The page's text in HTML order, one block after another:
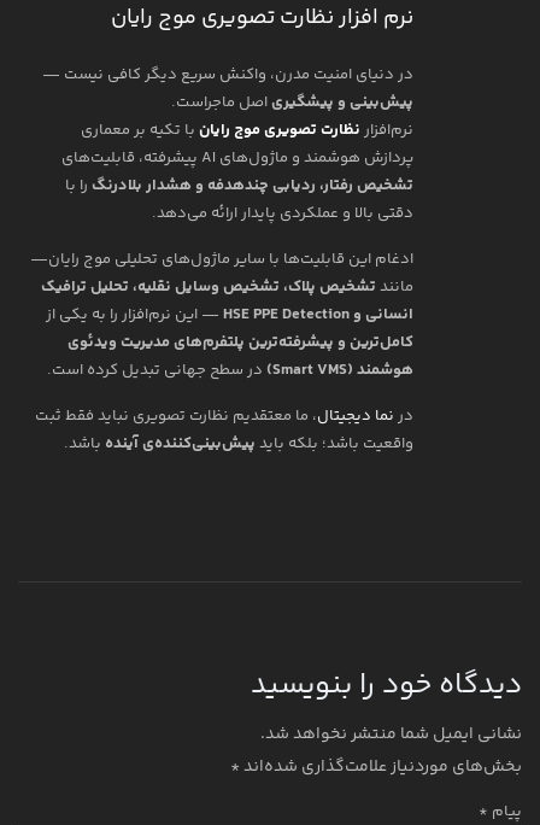
نرم افزار نظارت تصویری موج رایان
در دنیای امنیت مدرن، واکنش سریع دیگر کافی نیست —
پیش‌بینی و پیشگیری اصل ماجراست.
نرم‌افزار نظارت تصویری موج رایان با تکیه بر معماری
پردازش هوشمند و ماژول‌های AI پیشرفته، قابلیت‌های
تشخیص رفتار، ردیابی چندهدفه و هشدار بلادرنگ را با
دقتی بالا و عملکردی پایدار ارائه می‌دهد.
ادغام این قابلیت‌ها با سایر ماژول‌های تحلیلی موج رایان—
مانند تشخیص پلاک، تشخیص وسایل نقلیه، تحلیل ترافیک
انسانی و HSE PPE Detection
— این نرم‌افزار را به یکی از
کامل‌ترین و پیشرفته‌ترین پلتفرم‌های مدیریت ویدئوی
هوشمند (Smart VMS)
در سطح جهانی تبدیل کرده است.
در نما دیجیتال، ما معتقدیم نظارت تصویری نباید فقط ثبت
واقعیت باشد؛ بلکه باید پیش‌بینی‌کننده‌ی آینده باشد.
دیدگاه‌ خود را بنویسید
نشانی ایمیل شما منتشر نخواهد شد.
بخش‌های موردنیاز علامت‌گذاری شده‌اند*
پیام *